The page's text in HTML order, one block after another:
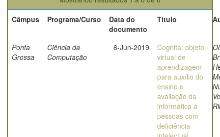
Câmpus
Programa/Curso
Data do
documento
Título
Ponta
Grossa
Ciência da
Computação
6-Jun-2019
Cognita: objeto
virtual de
aprendizagem
para auxílio do
ensino e
avaliação da
informática à
pessoas com
deficiência